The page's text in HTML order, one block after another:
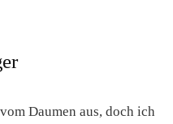
Daumen aus, doch ich